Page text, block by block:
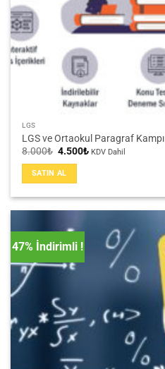
LGS
LGS ve Ortaokul Paragraf Kampı
8.000₺ Orijinal
8.000₺.
4.500₺Şu
KDV Dahil
SATIN AL
47% İndirimli !